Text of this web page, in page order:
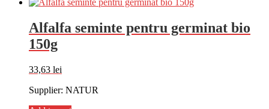
Alfalfa seminte pentru germinat bio
150g
33,63 lei
Supplier: NATUR